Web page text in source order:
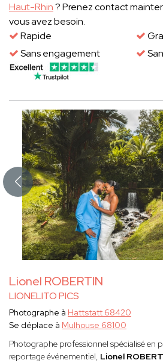
Haut-Rhin? Prenez contact
vous avez besoin.
Rapide
Sans engagement
Lionel ROBERTIN
LIONELITO PICS
Photographe à Hattstatt 68420
Se déplace à Mulhouse 68100
Photographe professionnel spécialisé en
reportage événementiel, Lionel